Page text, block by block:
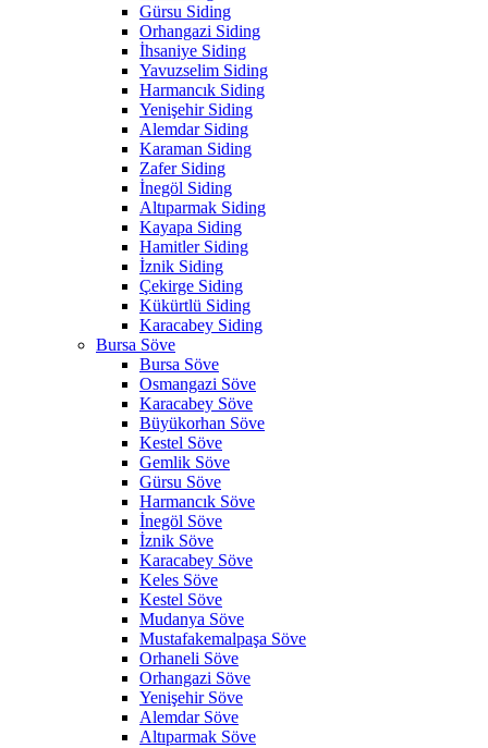
Gürsu Siding
Orhangazi Siding
İhsaniye Siding
Yavuzselim Siding
Harmancık Siding
Yenişehir Siding
Alemdar Siding
Karaman Siding
Zafer Siding
İnegöl Siding
Altıparmak Siding
Kayapa Siding
Hamitler Siding
İznik Siding
Çekirge Siding
Kükürtlü Siding
Karacabey Siding
Bursa Söve
Bursa Söve
Osmangazi Söve
Karacabey Söve
Büyükorhan Söve
Kestel Söve
Gemlik Söve
Gürsu Söve
Harmancık Söve
İnegöl Söve
İznik Söve
Karacabey Söve
Keles Söve
Kestel Söve
Mudanya Söve
Mustafakemalpaşa Söve
Orhaneli Söve
Orhangazi Söve
Yenişehir Söve
Alemdar Söve
Altıparmak Söve